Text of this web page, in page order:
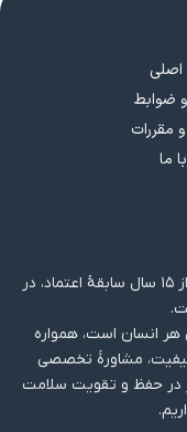
ضوابط
مقررات
ما
با بیش از ۱۵ سال سابقهٔ اعتماد، در
هر انسان است، همواره
مشاورهٔ تخصصی
در حفظ و تقویت سلامت